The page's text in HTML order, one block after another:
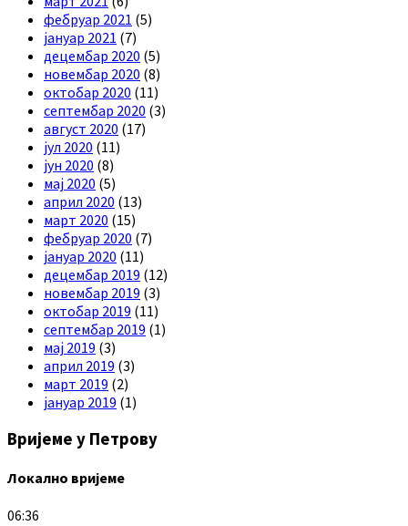
фебруар 2021 (5)
јануар 2021 (7)
децембар 2020 (5)
новембар 2020 (8)
октобар 2020 (11)
септембар 2020 (3)
август 2020 (17)
јул 2020 (11)
јун 2020 (8)
мај 2020 (5)
април 2020 (13)
март 2020 (15)
фебруар 2020 (7)
јануар 2020 (11)
децембар 2019 (12)
новембар 2019 (3)
октобар 2019 (11)
септембар 2019 (1)
мај 2019 (3)
април 2019 (3)
март 2019 (2)
јануар 2019 (1)
Вријеме у Петрову
Локално вријеме
06:36